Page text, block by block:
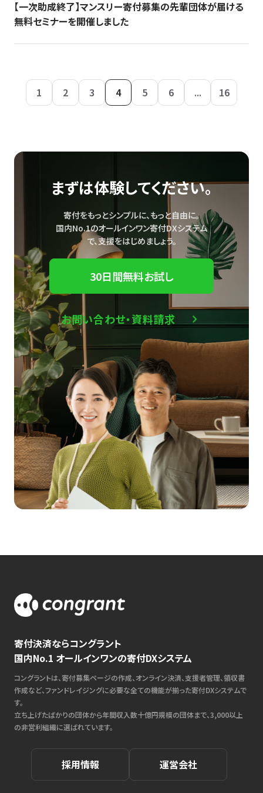
【一次助成終了】マンスリー寄付募集の先輩団体が届ける
無料セミナーを開催しました
1 2 3 4 5 6 ... 16
まずは体験してください。
寄付をもっとシンプルに、もっと自由に。
国内No.1のオールインワン寄付DXシステム
で、支援をはじめましょう。
30日間無料お試し
お問い合わせ・資料請求
寄付決済ならコングラント
国内No.1 オールインワンの寄付DXシステム
コングラントは、寄付募集ページの作成、オンライン決済、支援者管理、領収書
作成など、ファンドレイジングに必要な全ての機能が揃った寄付DXシステムで
す。
立ち上げたばかりの団体から年間収入数十億円規模の団体まで、3,000以上
の非営利組織に選ばれています。
採用情報 運営会社